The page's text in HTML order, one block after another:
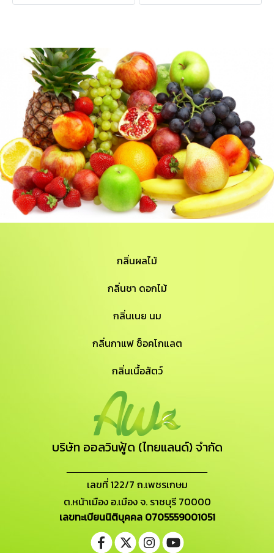
กลิ่นผลไม้
กลิ่นชา ดอกไม้
กลิ่นเนย นม
กลิ่นกาแฟ ช็อคโกแลต
กลิ่นเนื้อสัตว์
บริษัท ออลวินฟู้ด (ไทยแลนด์) จำกัด
เลขที่ 122/7 ถ.เพชรเกษม
ต.หน้าเมือง อ.เมือง จ. ราชบุรี 70000
เลขทะเบียนนิติบุคคล 0705559001051